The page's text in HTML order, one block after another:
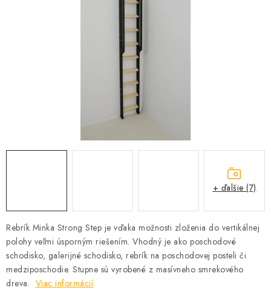
Zásady používania súborov cookie
Podmínky ochrany osobních údajů
Rebrík Minka Strong Step je vďaka možnosti zloženia do vertikálnej
polohy veľmi úsporným riešením. Vhodný je ako poschodové
schodisko, galerijné schodisko, rebrík na poschodovej posteli či
medziposchodie. Stupne sú vyrobené z masívneho smrekového
dreva. Viac informácií
+ ďalšie (7)